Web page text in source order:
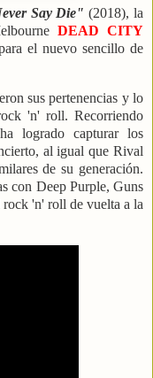
Say Die" (2018), la
DEAD CITY
el nuevo sencillo de
sus pertenencias y lo
'n' roll. Recorriendo
logrado capturar los
al igual que Rival
de su generación.
con Deep Purple, Guns
'n' roll de vuelta a la